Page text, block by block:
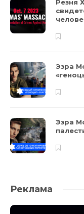
Резня
Эзра
Эзра
Реклама